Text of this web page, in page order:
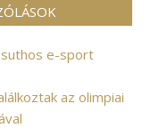
e-sport
az olimpiai